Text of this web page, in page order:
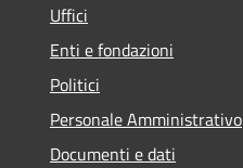
Uffici
Enti e fondazioni
Politici
Personale Amministrativo
Documenti e dati